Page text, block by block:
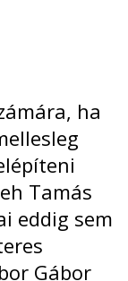
ha
Tamás
eddig sem
Gábor